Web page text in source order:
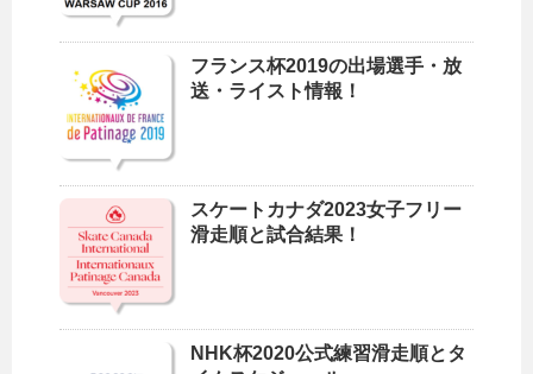
フランス杯2019の出場選手・放
送・ライスト情報！
スケートカナダ2023女子フリー
滑走順と試合結果！
NHK杯2020公式練習滑走順とタ